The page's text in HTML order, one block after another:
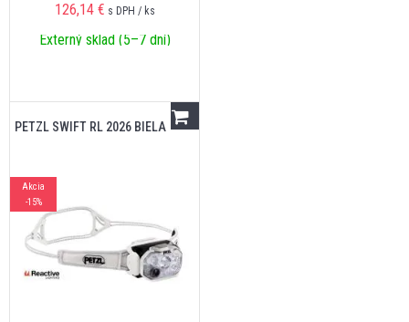
126,14 € s DPH / ks
Externý sklad (5–7 dní)
PETZL SWIFT RL 2026 BIELA
Akcia
-15%